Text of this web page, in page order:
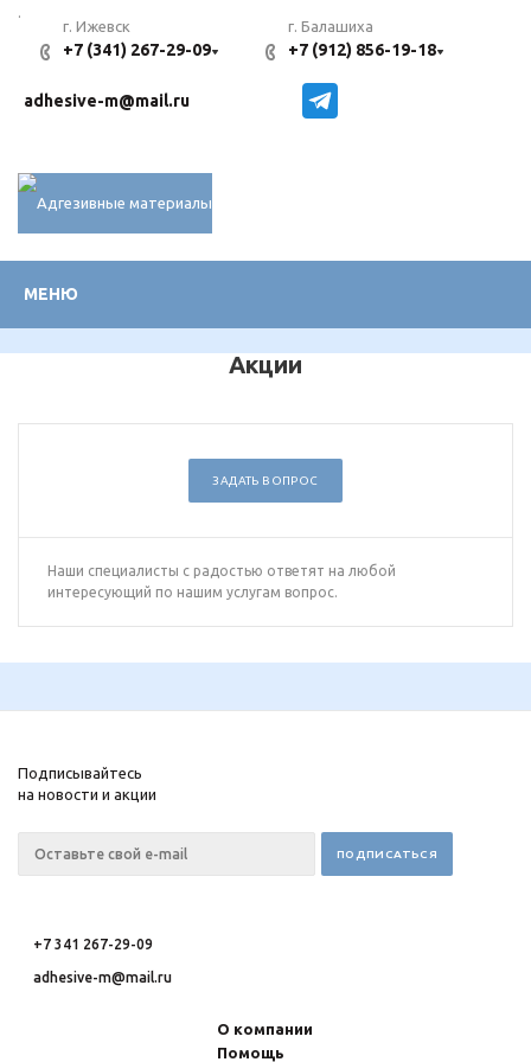
.
г. Ижевск
+7 (341) 267-29-09
г. Балашиха
+7 (912) 856-19-18
adhesive-m@mail.ru
МЕНЮ
Акции
ЗАДАТЬ ВОПРОС
Наши специалисты с радостью ответят на любой
интересующий по нашим услугам вопрос.
Подписывайтесь
на новости и акции
+7 341 267-29-09
adhesive-m@mail.ru
О компании
Помощь